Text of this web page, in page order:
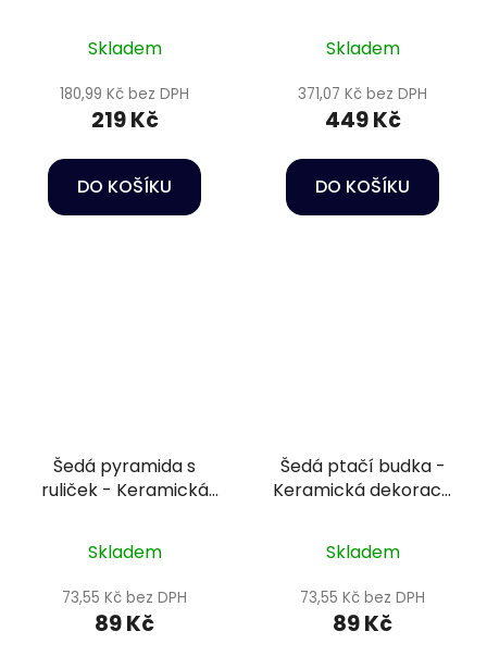
Skladem
180,99 Kč bez DPH
219 Kč
DO KOŠÍKU
Skladem
371,07 Kč bez DPH
449 Kč
DO KOŠÍKU
Šedá pyramida s
ruliček - Keramická
Skladem
73,55 Kč bez DPH
89 Kč
Šedá ptačí budka -
Keramická dekorace
Skladem
73,55 Kč bez DPH
89 Kč